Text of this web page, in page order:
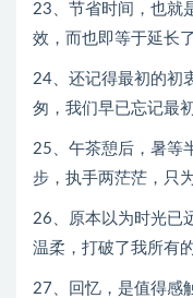
23、节省时间，也就
效，而也即等于延长
24、还记得最初的初
匆，我们早已忘记最
25、午茶憩后，暑等
步，执手两茫茫，只
26、原本以为时光已
温柔，打破了我所有
27、回忆，是值得感